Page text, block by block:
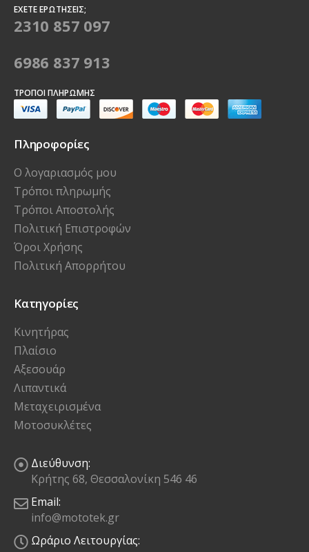
ΈΧΕΤΕ ΕΡΩΤΉΣΕΙΣ;
2310 857 097
6986 837 913
ΤΡΌΠΟΙ ΠΛΗΡΩΜΉΣ
Πληροφορίες
Ο λογαριασμός μου
Τρόποι πληρωμής
Τρόποι Αποστολής
Πολιτική Επιστροφών
Όροι Χρήσης
Πολιτική Απορρήτου
Κατηγορίες
Κινητήρας
Πλαίσιο
Αξεσουάρ
Λιπαντικά
Μεταχειρισμένα
Μοτοσυκλέτες
Διεύθυνση:
Κρήτης 68, Θεσσαλονίκη 546 46
Email:
info@mototek.gr
Ωράριο Λειτουργίας: